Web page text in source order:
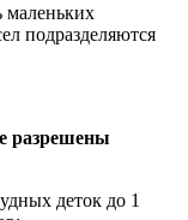
маленьких
подразделяются
разрешены
деток до 1